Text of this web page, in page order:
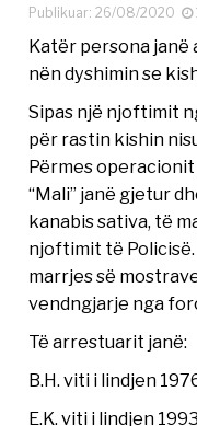
Publikuar: 26/08/2020
Katër persona
nën dyshimin se
Sipas një njoftimit
për rastin kishin
Përmes
“Mali” janë gjetur
kanabis sativa, të
njoftimit të Policisë.
marrjes së
vendngjarje nga
Të arrestuarit janë:
B.H. viti i lindjen
E.K. viti i lindjen